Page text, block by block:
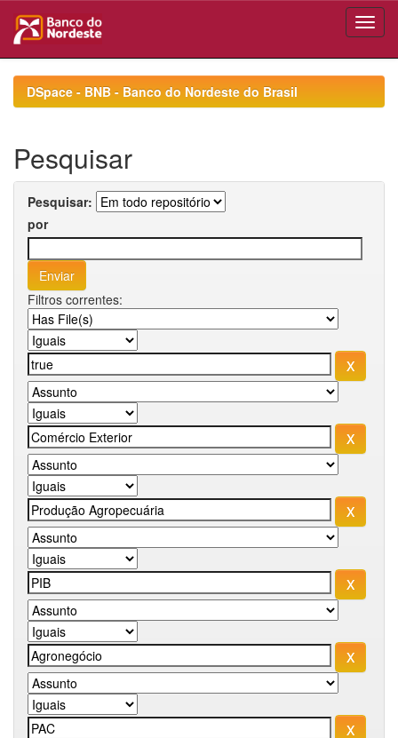
navigationDSpace - BNB - Banco do Nordeste do Brasil
Pesquisar
Pesquisar:
por
Filtros correntes: